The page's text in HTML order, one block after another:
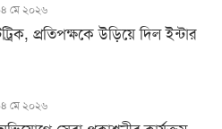
মে ২০২৬
প্রতিপক্ষকে উড়িয়ে দিল ইন্টার
মে ২০২৬